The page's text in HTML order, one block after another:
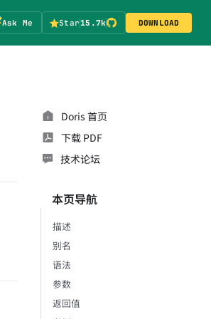
Ask Me Star15.7k DOWNLOAD
Doris 首页
下载 PDF
技术论坛
本页导航
描述
别名
语法
参数
返回值